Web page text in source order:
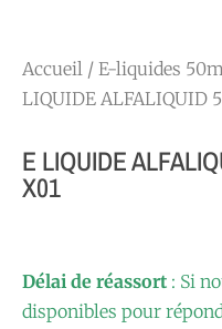
Accueil / E-liquides
LIQUIDE ALFALIQUID
E LIQUIDE
X01
Délai de réassort : Si
disponibles pour